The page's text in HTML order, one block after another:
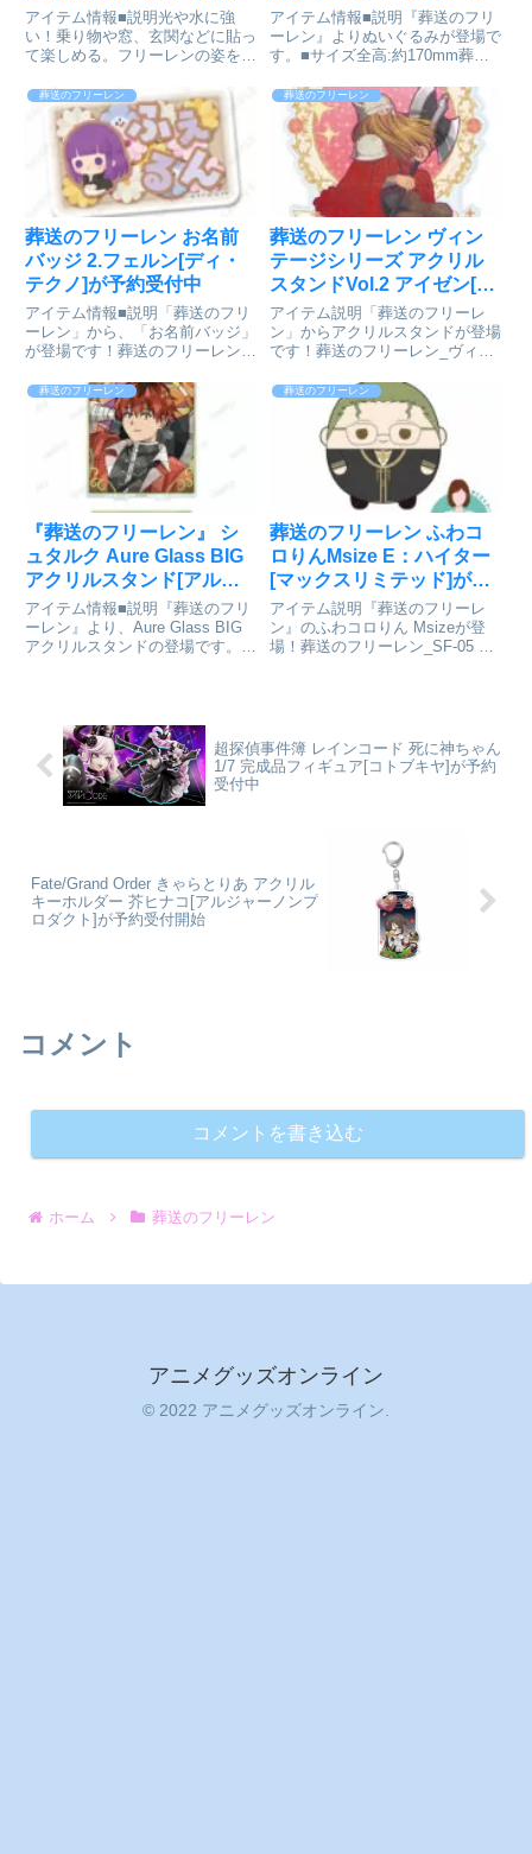
パ]が予約受付開始
アイテム情報■説明光や水に強
い！乗り物や窓、玄関などに貼っ
て楽しめる。フリーレンの姿を教
よう・こちらは屋外での使用に適
した商品となります。・耐水・耐
UV仕様なので乗り物（車・バイ
ク・自転車など）やヘルメット、
ニー]が予約受付中
アイテム情報■説明『葬送のフリ
ーレン』よりぬいぐるみが登場で
す。■サイズ全高:約170mm葬送
レン しょぼん顔colleizeで探す
葬送のフリーレン
葬送のフリーレン お名前
バッジ 2.フェルン[ディ・
テクノ]が予約受付中
アイテム情報■説明「葬送のフリ
ーレン」から、「お名前バッジ」
が登場です！葬送のフリーレン_
鐘人・アベツカサ/小学館通販サ
イトで検索する
葬送のフリーレン
葬送のフリーレン ヴィン
テージシリーズ アクリル
スタンドVol.2 アイゼン[ツ
インクル]が予約受付開始
アイテム説明「葬送のフリーレ
ン」からアクリルスタンドが登場
です！葬送のフリーレン_ヴィン
ドVol.2 アイゼン© 山田鐘人・ア
ベツカサ/小学館colleizeで探す
葬送のフリーレン
『葬送のフリーレン』 シ
ュタルク Aure Glass BIG
アクリルスタンド[アルマ
ビアンカ]が予約受付開始
アイテム情報■説明『葬送のフリ
ーレン』より、Aure Glass BIG
アクリルスタンドの登場です。シ
部屋やデスクまわりなどに飾っ
て、キャラクターと...
葬送のフリーレン
葬送のフリーレン ふわコ
ロりんMsize E：ハイター
[マックスリミテッド]が予
約受付中
アイテム説明『葬送のフリーレ
ン』のふわコロりん Msizeが登
場！葬送のフリーレン_SF-05 ふ
超探偵事件簿 レインコード 死に神ちゃん
1/7 完成品フィギュア[コトブキヤ]が予約
受付中
Fate/Grand Order きゃらとりあ アクリル
キーホルダー 芥ヒナコ[アルジャーノンプ
ロダクト]が予約受付開始
コメント
コメントを書き込む
ホーム 葬送のフリーレン
アニメグッズオンライン
© 2022 アニメグッズオンライン.